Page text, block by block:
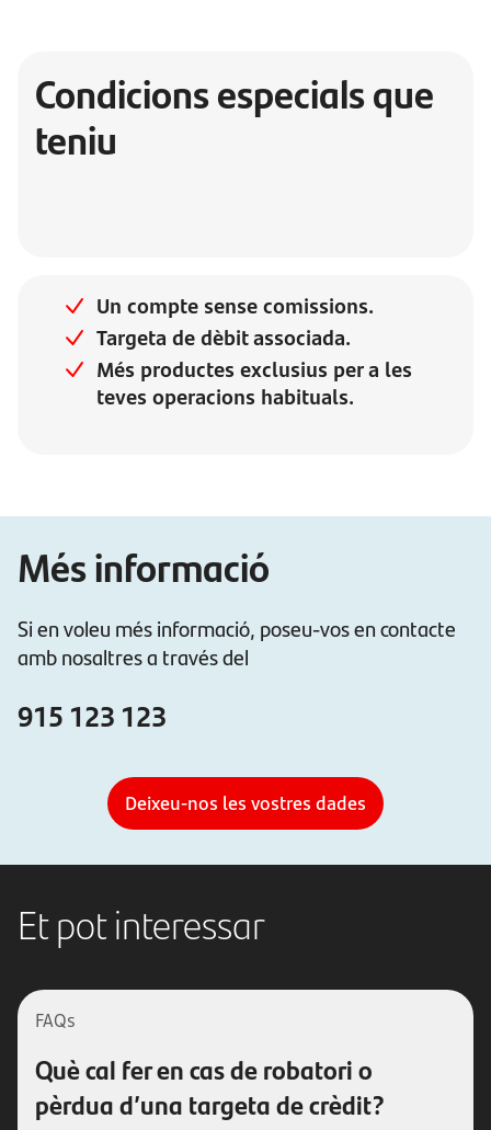
Condicions especials que
teniu
Un compte sense comissions.
Targeta de dèbit associada.
Més productes exclusius per a les
teves operacions habituals.
Més informació
Si en voleu més informació, poseu-vos en contacte
amb nosaltres a través del
915 123 123
Deixeu-nos les vostres dades
Et pot interessar
FAQs
Què cal fer en cas de robatori o
pèrdua d’una targeta de crèdit?